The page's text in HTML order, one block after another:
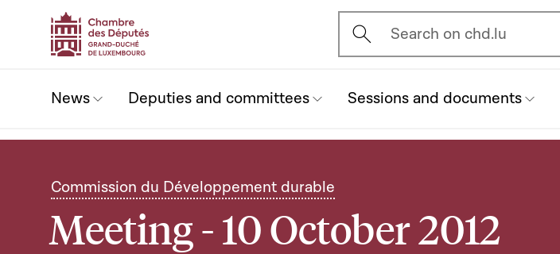
Ouvrir l'écran de recherche
Search on chd.lu
News Deputies and committees Sessions and documents
Commission du Développement durable
Meeting - 10 October 2012